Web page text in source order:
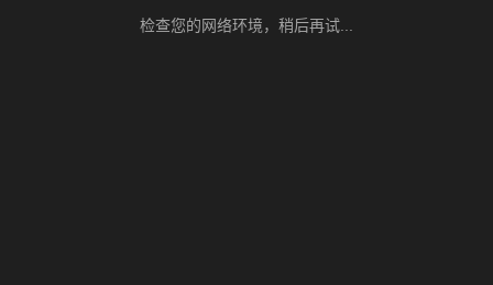
检查您的网络环境，稍后再试...